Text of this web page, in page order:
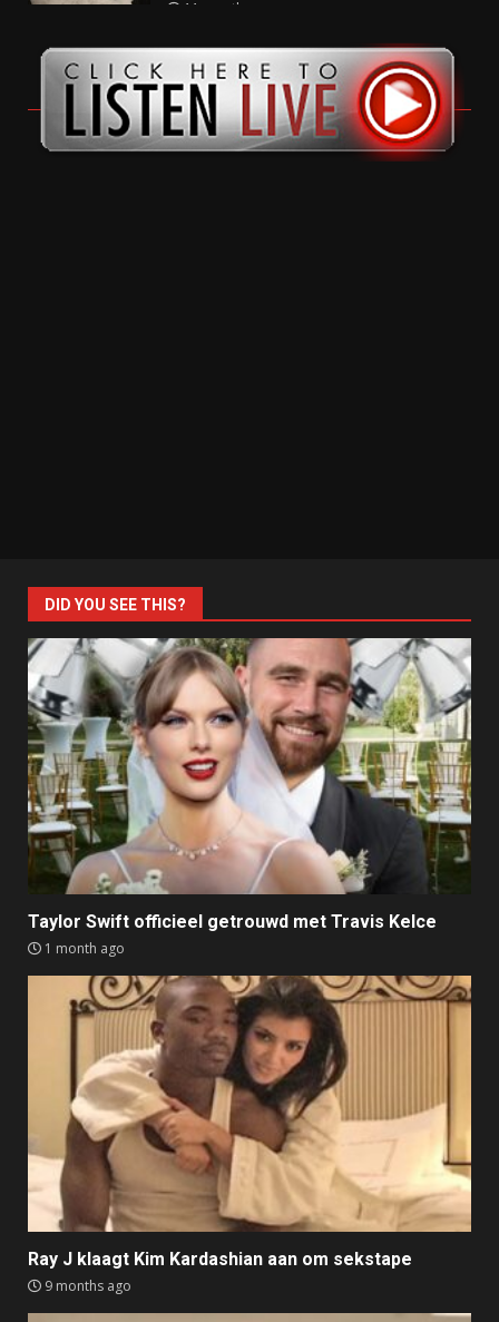
11 months ago
DID YOU SEE THIS?
Taylor Swift officieel getrouwd met Travis Kelce
1 month ago
Ray J klaagt Kim Kardashian aan om sekstape
9 months ago